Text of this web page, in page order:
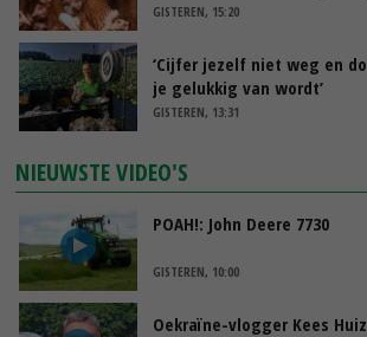
GISTEREN, 15:20
‘Cijfer jezelf niet weg en
je gelukkig van wordt’
GISTEREN, 13:31
NIEUWSTE VIDEO'S
POAH!: John Deere 7730
GISTEREN, 10:00
Oekraïne-vlogger Kees